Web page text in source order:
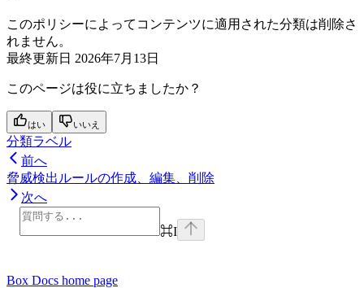
このポリシーによってコンテンツに適用された分類は削除さ
れません。
最終更新日 2026年7月13日
このページは役に立ちましたか？
はい いいえ
分類ラベル
前へ
脅威検出ルールの作成、編集、削除
次へ
⌘I
Box Docs home page